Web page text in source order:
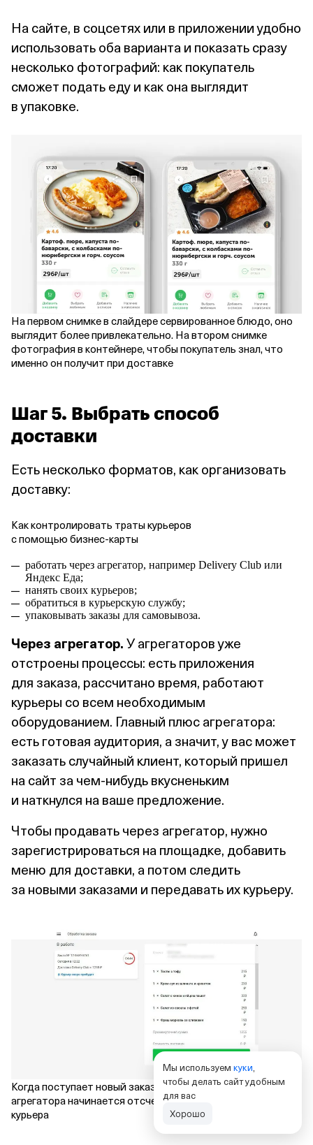
На сайте, в соцсетях или в приложении удобно
использовать оба варианта и показать сразу
несколько фотографий: как покупатель
сможет подать еду и как она выглядит
в упаковке.
На первом снимке в слайдере сервированное блюдо, оно
выглядит более привлекательно. На втором снимке
фотография в контейнере, чтобы покупатель знал, что
именно он получит при доставке
Шаг 5. Выбрать способ
доставки
Есть несколько форматов, как организовать
доставку:
Как контролировать траты курьеров
с помощью бизнес‑карты
работать через агрегатор, например Delivery Club или
Яндекс Еда;
нанять своих курьеров;
обратиться в курьерскую службу;
упаковывать заказы для самовывоза.
Через агрегатор.У агрегаторов уже
отстроены процессы: есть приложения
для заказа, рассчитано время, работают
курьеры со всем необходимым
оборудованием. Главный плюс агрегатора:
есть готовая аудитория, а значит, у вас может
заказать случайный клиент, который пришел
на сайт за чем‑нибудь вкусненьким
и наткнулся на ваше предложение.
Чтобы продавать через агрегатор, нужно
зарегистрироваться на площадке, добавить
меню для доставки, а потом следить
за новыми заказами и передавать их курьеру.
Когда поступает новый заказ, в личном кабинете
агрегатора начинается отсчет времени до прибытия
курьера
Мы используем куки,
чтобы делать сайт удобным
для вас
Хорошо